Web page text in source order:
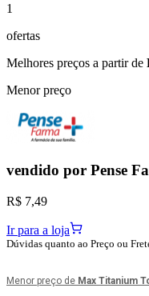
1
ofertas
Melhores preços a partir de
Menor preço
vendido por Pense
R$ 7,49
Ir para a loja
Dúvidas quanto ao Preço ou
Menor preço de Max Titanium